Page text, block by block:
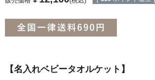
【名入れベビータオルケット】